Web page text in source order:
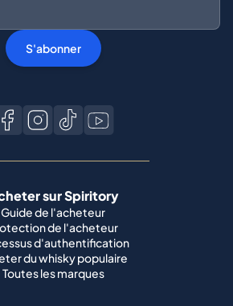
S'abonner
sur Spiritory
Guide de l'acheteur
de l'acheteur
d'authentification
du whisky populaire
Toutes les marques